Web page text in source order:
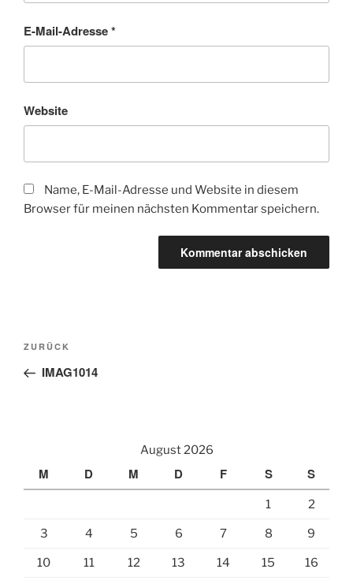
E-Mail-Adresse*
Website
Name, E-Mail-Adresse und Website in diesem
Browser für meinen nächsten Kommentar speichern.
Beitragsnavigation
Vorheriger
Beitrag
ZURÜCK
IMAG1014
August 2026
M D M D F S S
1 2
3 4 5 6 7 8 9
10 11 12 13 14 15 16